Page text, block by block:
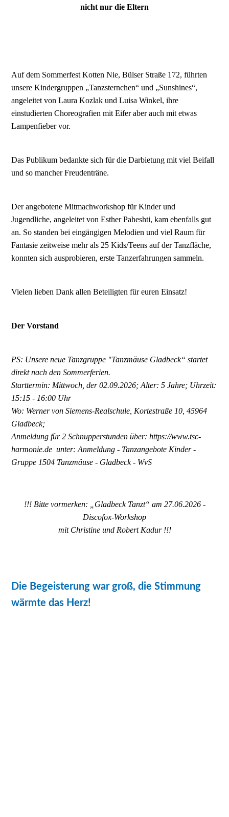
nicht nur die Eltern
Auf dem Sommerfest Kotten Nie, Bülser Straße 172, führten
unsere Kindergruppen „Tanzsternchen“ und „Sunshines“,
angeleitet von Laura Kozlak und Luisa Winkel, ihre
einstudierten Choreografien mit Eifer aber auch mit etwas
Lampenfieber vor.
Das Publikum bedankte sich für die Darbietung mit viel Beifall
und so mancher Freudenträne.
Der angebotene Mitmachworkshop für Kinder und
Jugendliche, angeleitet von Esther Paheshti, kam ebenfalls gut
an. So standen bei eingängigen Melodien und viel Raum für
Fantasie zeitweise mehr als 25 Kids/Teens auf der Tanzfläche,
konnten sich ausprobieren, erste Tanzerfahrungen sammeln.
Vielen lieben Dank allen Beteiligten für euren Einsatz!
Der Vorstand
PS: Unsere neue Tanzgruppe "Tanzmäuse Gladbeck“ startet
direkt nach den Sommerferien.
Starttermin: Mittwoch, der 02.09.2026; Alter: 5 Jahre; Uhrzeit:
15:15 - 16:00 Uhr
Wo: Werner von Siemens-Realschule, Kortestraße 10, 45964
Gladbeck;
Anmeldung für 2 Schnupperstunden über: https://www.tsc-
harmonie.de unter: Anmeldung - Tanzangebote Kinder -
Gruppe 1504 Tanzmäuse - Gladbeck - WvS
!!! Bitte vormerken: „Gladbeck Tanzt“ am 27.06.2026 -
Discofox-Workshop
mit Christine und Robert Kadur !!!
Die Begeisterung war groß, die Stimmung
wärmte das Herz!